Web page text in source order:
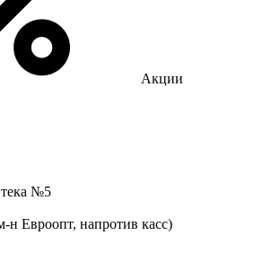
Акции
№5
н Евроопт, напротив касс)